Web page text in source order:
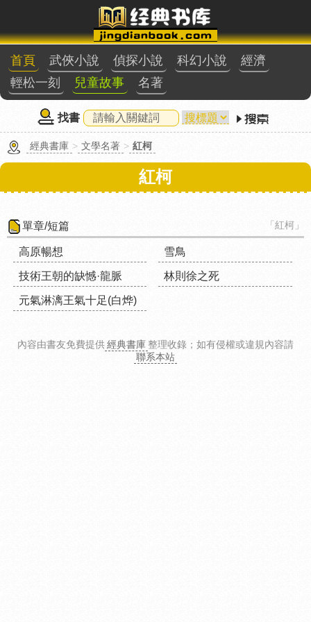
首頁 武俠小說 偵探小說 科幻小說
經濟
輕松一刻
兒童故事 名著
找書
經典書庫 > 文學名著 > 紅柯
紅柯
「紅柯」
單章/短篇
高原暢想 雪鳥
技術王朝的缺憾·龍脈 林則徐之死
元氣淋漓王氣十足(白烨)
內容由書友免費提供經典書庫整理收錄 ；如有侵權或違規內容請
聯系本站